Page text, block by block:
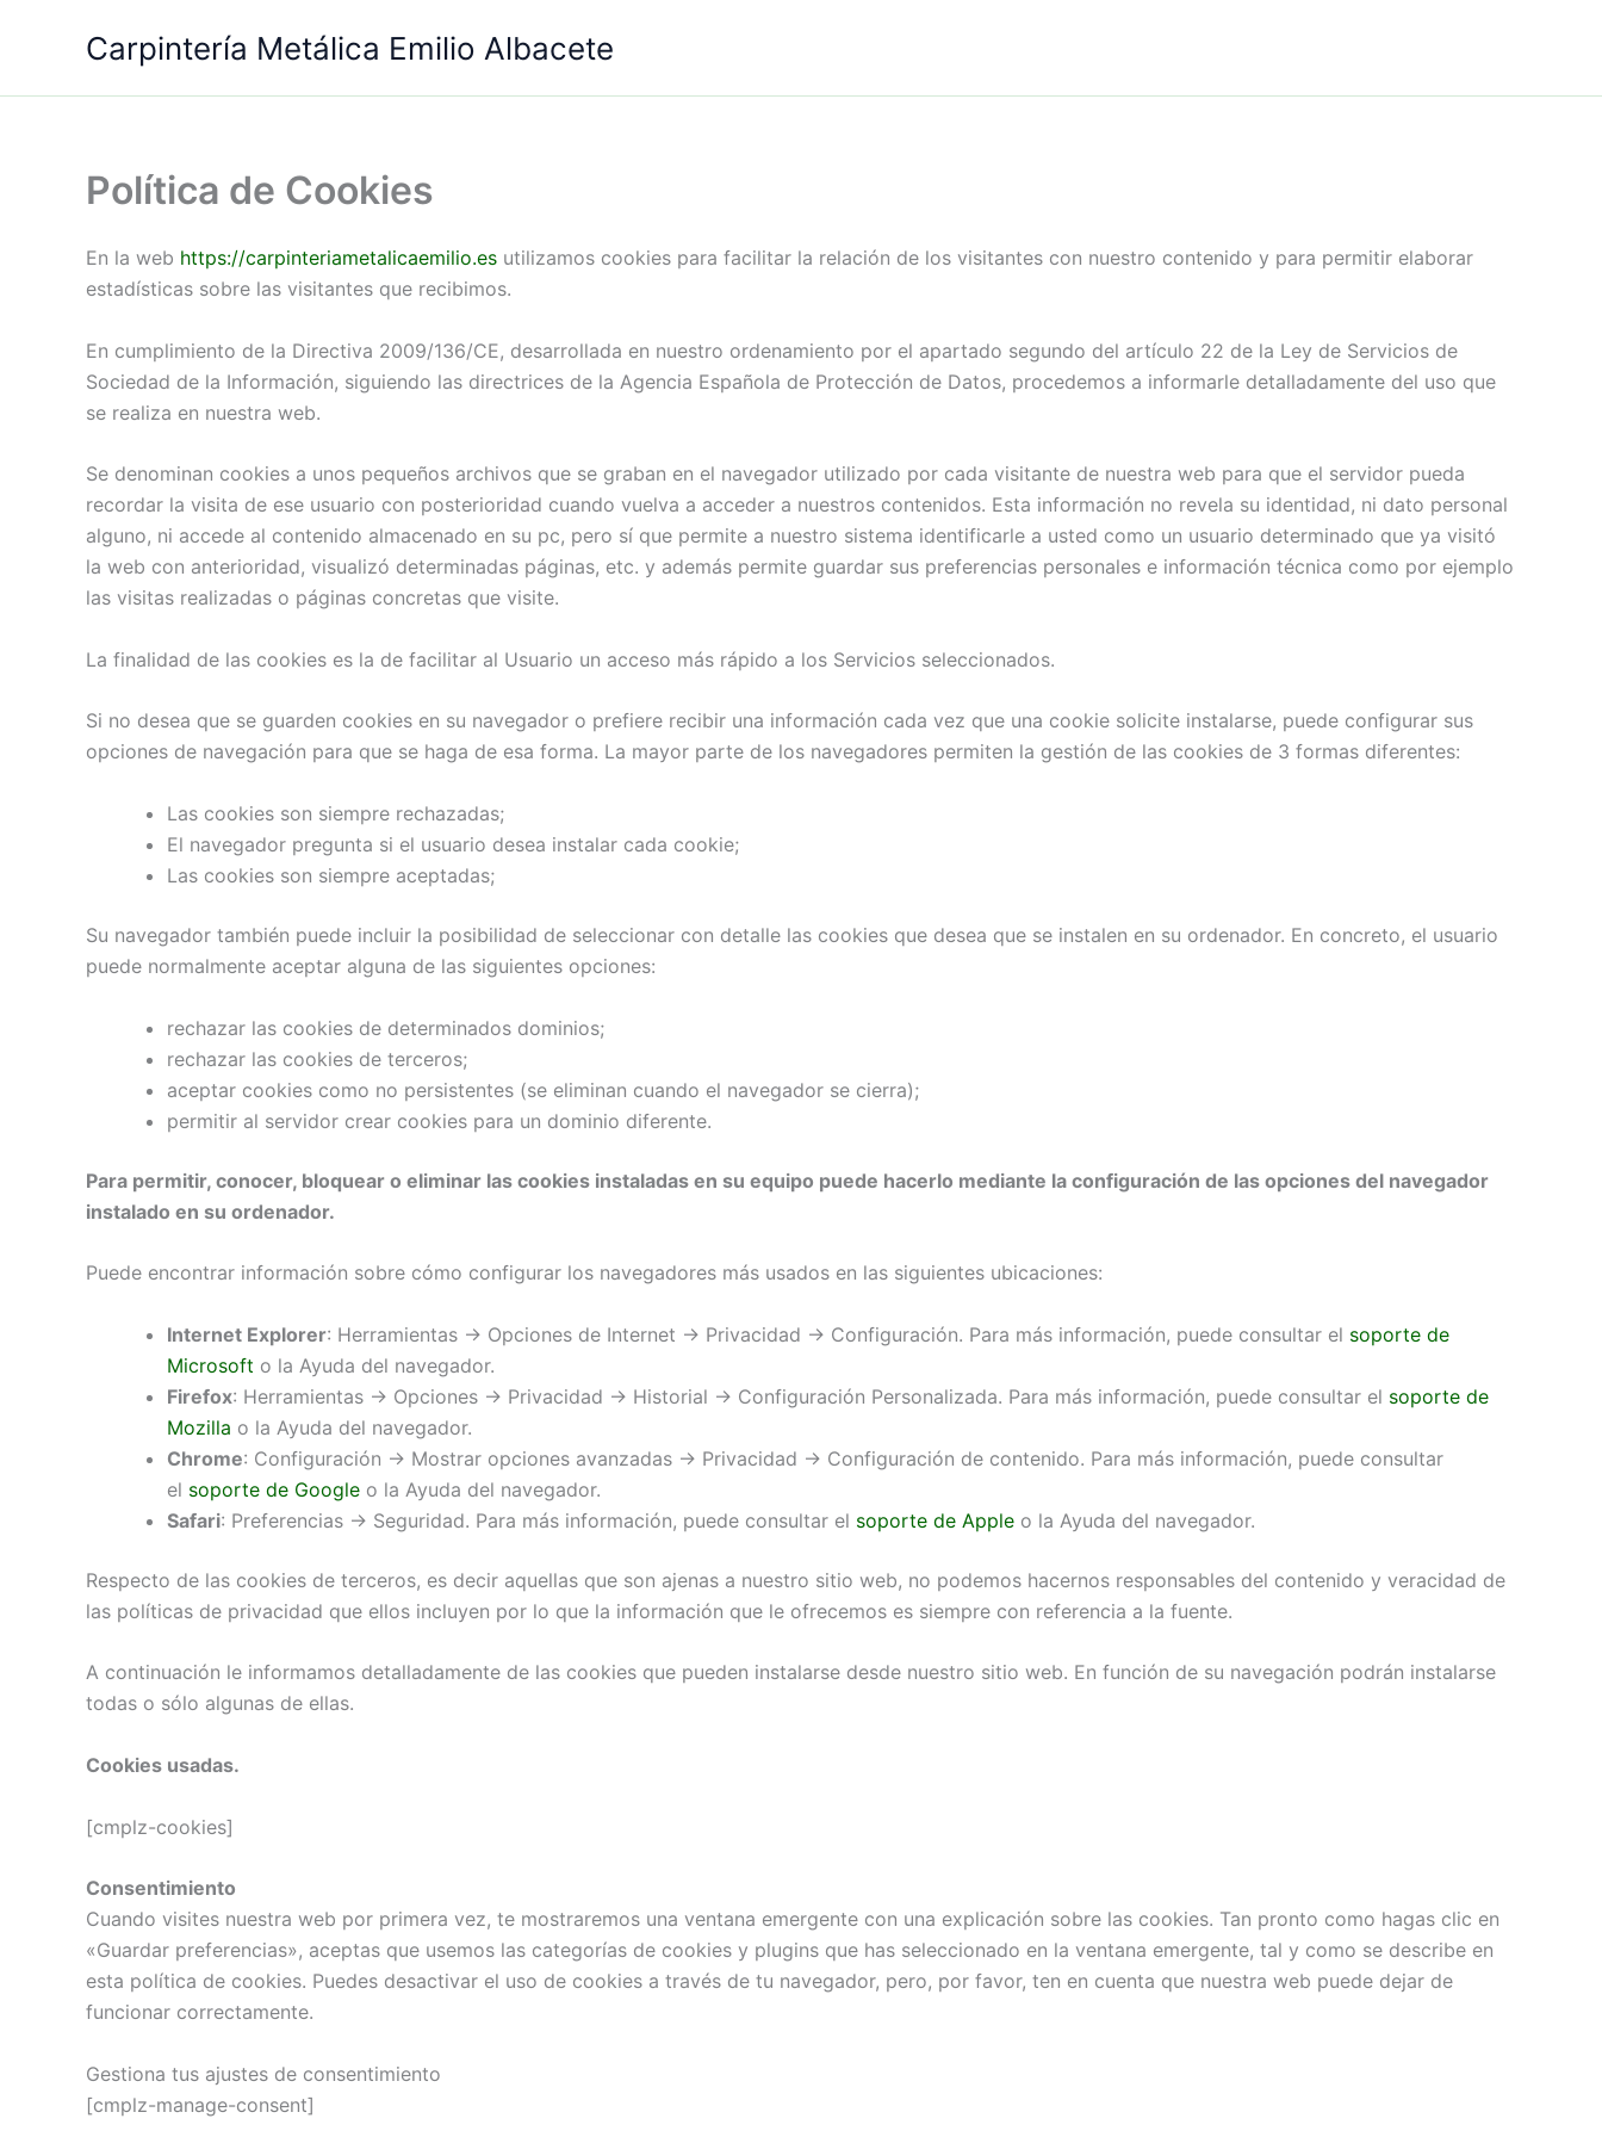
Carpintería Metálica Emilio Albacete
Política de Cookies
En la web https://carpinteriametalicaemilio.es utilizamos cookies para facilitar la relación de los visitantes con nuestro contenido y para permitir elaborar
estadísticas sobre las visitantes que recibimos.
En cumplimiento de la Directiva 2009/136/CE, desarrollada en nuestro ordenamiento por el apartado segundo del artículo 22 de la Ley de Servicios de
Sociedad de la Información, siguiendo las directrices de la Agencia Española de Protección de Datos, procedemos a informarle detalladamente del uso que
se realiza en nuestra web.
Se denominan cookies a unos pequeños archivos que se graban en el navegador utilizado por cada visitante de nuestra web para que el servidor pueda
recordar la visita de ese usuario con posterioridad cuando vuelva a acceder a nuestros contenidos. Esta información no revela su identidad, ni dato personal
alguno, ni accede al contenido almacenado en su pc, pero sí que permite a nuestro sistema identificarle a usted como un usuario determinado que ya visitó
la web con anterioridad, visualizó determinadas páginas, etc. y además permite guardar sus preferencias personales e información técnica como por ejemplo
las visitas realizadas o páginas concretas que visite.
La finalidad de las cookies es la de facilitar al Usuario un acceso más rápido a los Servicios seleccionados.
Si no desea que se guarden cookies en su navegador o prefiere recibir una información cada vez que una cookie solicite instalarse, puede configurar sus
opciones de navegación para que se haga de esa forma. La mayor parte de los navegadores permiten la gestión de las cookies de 3 formas diferentes:
Las cookies son siempre rechazadas;
El navegador pregunta si el usuario desea instalar cada cookie;
Las cookies son siempre aceptadas;
Su navegador también puede incluir la posibilidad de seleccionar con detalle las cookies que desea que se instalen en su ordenador. En concreto, el usuario
puede normalmente aceptar alguna de las siguientes opciones:
rechazar las cookies de determinados dominios;
rechazar las cookies de terceros;
aceptar cookies como no persistentes (se eliminan cuando el navegador se cierra);
permitir al servidor crear cookies para un dominio diferente.
Para permitir, conocer, bloquear o eliminar las cookies instaladas en su equipo puede hacerlo mediante la configuración de las opciones del navegador
instalado en su ordenador.
Puede encontrar información sobre cómo configurar los navegadores más usados en las siguientes ubicaciones:
Internet Explorer: Herramientas -> Opciones de Internet -> Privacidad -> Configuración. Para más información, puede consultar el soporte de
Microsoft o la Ayuda del navegador.
Firefox: Herramientas -> Opciones -> Privacidad -> Historial -> Configuración Personalizada. Para más información, puede consultar el soporte de
Mozilla o la Ayuda del navegador.
Chrome: Configuración -> Mostrar opciones avanzadas -> Privacidad -> Configuración de contenido. Para más información, puede consultar
el soporte de Google o la Ayuda del navegador.
Safari: Preferencias -> Seguridad. Para más información, puede consultar el soporte de Apple o la Ayuda del navegador.
Respecto de las cookies de terceros, es decir aquellas que son ajenas a nuestro sitio web, no podemos hacernos responsables del contenido y veracidad de
las políticas de privacidad que ellos incluyen por lo que la información que le ofrecemos es siempre con referencia a la fuente.
A continuación le informamos detalladamente de las cookies que pueden instalarse desde nuestro sitio web. En función de su navegación podrán instalarse
todas o sólo algunas de ellas.
Cookies usadas.
[cmplz-cookies]
Consentimiento
Cuando visites nuestra web por primera vez, te mostraremos una ventana emergente con una explicación sobre las cookies. Tan pronto como hagas clic en
«Guardar preferencias», aceptas que usemos las categorías de cookies y plugins que has seleccionado en la ventana emergente, tal y como se describe en
esta política de cookies. Puedes desactivar el uso de cookies a través de tu navegador, pero, por favor, ten en cuenta que nuestra web puede dejar de
funcionar correctamente.
Gestiona tus ajustes de consentimiento
[cmplz-manage-consent]